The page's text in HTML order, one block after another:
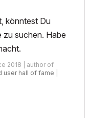
könntest Du
zu suchen. Habe
2018 | author of
user hall of fame